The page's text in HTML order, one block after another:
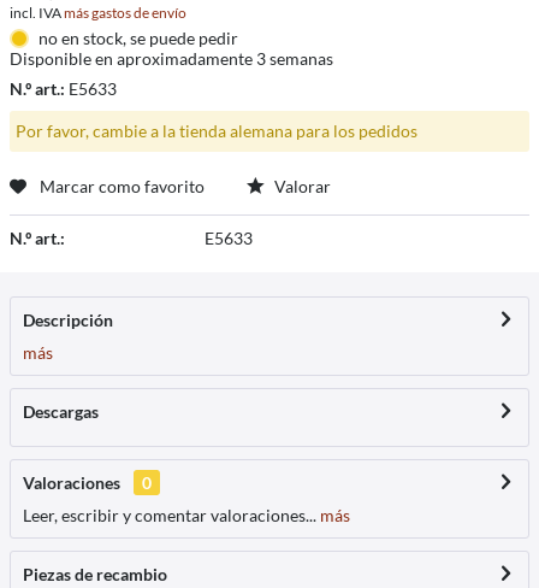
incl. IVAmás gastos de envío
no en stock, se puede pedir
Disponible en aproximadamente 3 semanas
N.º art.: E5633
Por favor, cambie a la tienda alemana para los pedidos
Marcar como favorito Valorar
N.º art.: E5633
Descripción
más
Descargas
Valoraciones
0
Leer, escribir y comentar valoraciones... más
Piezas de recambio